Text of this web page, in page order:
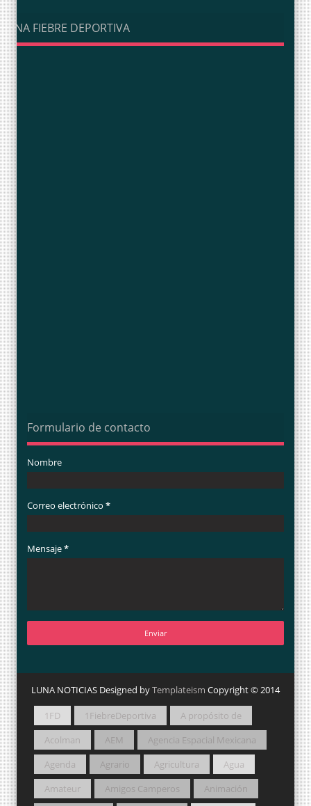
UNA FIEBRE DEPORTIVA
Formulario de contacto
Nombre
Correo electrónico *
Mensaje*
LUNA NOTICIAS Designed byTemplateism Copyright © 2014
1FD 1FiebreDeportiva
A propósito de
Acolman
AEM
Agencia Espacial Mexicana
Agenda
Agrario Agricultura
Agua
Amateur
Amigos Camperos
Animación